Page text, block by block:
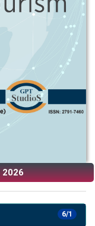
2026
6/1